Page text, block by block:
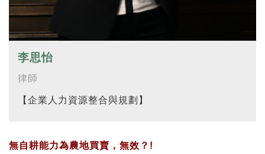
李思怡
律師
【企業人力資源整合與規劃】
無自耕能力為農地買賣，無效？!